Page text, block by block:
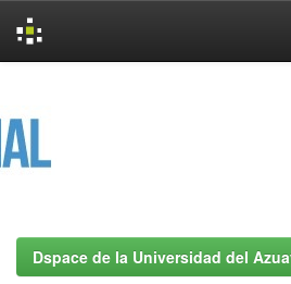
Dspace de la Universidad del